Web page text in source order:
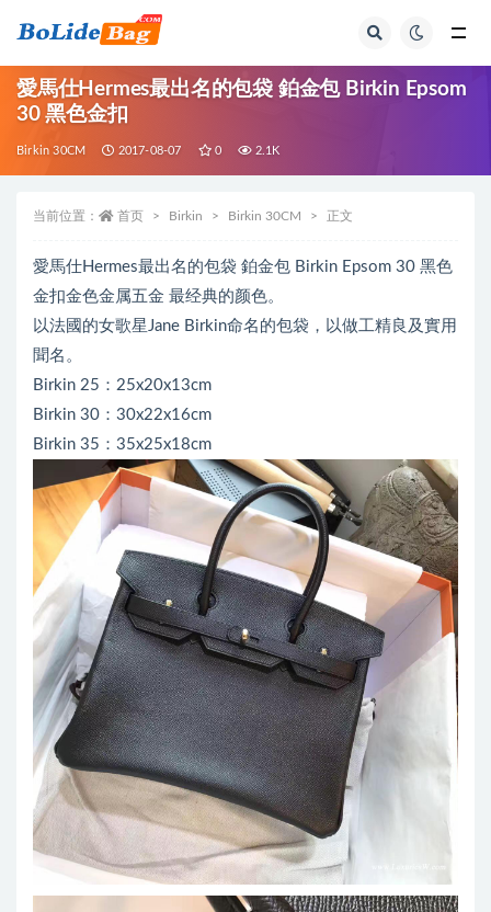
愛馬仕Hermes最出名的包袋 鉑金包 Birkin Epsom
30 黑色金扣
Birkin 30CM 2017-08-07 0 2.1K
当前位置： 首页 Birkin Birkin 30CM 正文
愛馬仕Hermes最出名的包袋 鉑金包 Birkin Epsom 30 黑色
金扣金色金属五金 最经典的颜色。
以法國的女歌星Jane Birkin命名的包袋，以做工精良及實用
聞名。
Birkin 25：25x20x13cm
Birkin 30：30x22x16cm
Birkin 35：35x25x18cm